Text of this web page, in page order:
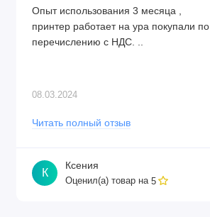
Опыт использования 3 месяца ,
принтер работает на ура покупали по
перечислению с НДС. ..
08.03.2024
Читать полный отзыв
К
Ксения
Оценил(а) товар на 5